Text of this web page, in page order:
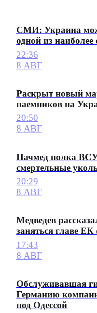
СМИ: Украина
одной из наиболее
22:36
8 АВГ
Раскрыт новый
наемников на
20:50
8 АВГ
Начмед полка
смертельные
20:29
8 АВГ
Медведев
заняться главе
17:43
8 АВГ
Обслуживавшая
Германию
под Одессой